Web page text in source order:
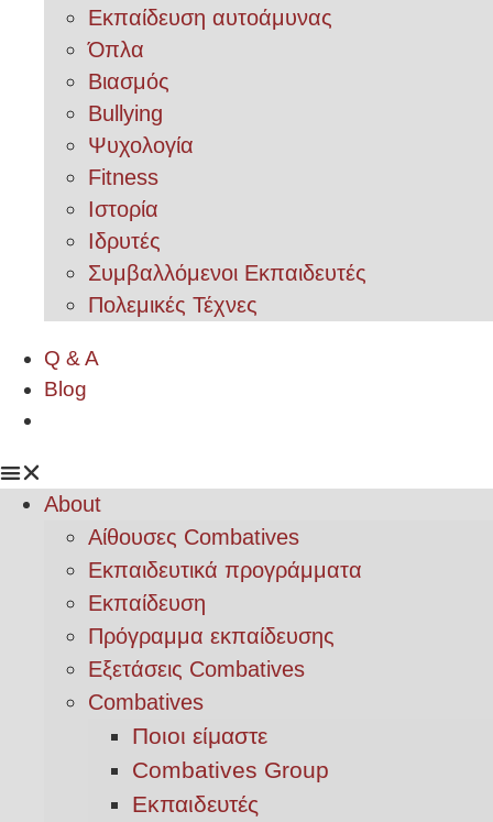
Εκπαίδευση αυτοάμυνας
Όπλα
Βιασμός
Bullying
Ψυχολογία
Fitness
Ιστορία
Ιδρυτές
Συμβαλλόμενοι Εκπαιδευτές
Πολεμικές Τέχνες
Q & A
Blog
About
Αίθουσες Combatives
Εκπαιδευτικά προγράμματα
Εκπαίδευση
Πρόγραμμα εκπαίδευσης
Εξετάσεις Combatives
Combatives
Ποιοι είμαστε
Combatives Group
Εκπαιδευτές